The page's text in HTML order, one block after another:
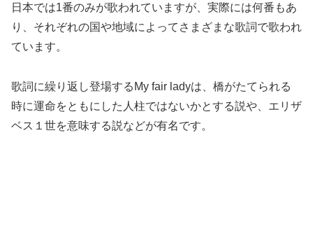
日本では1番のみが歌われていますが、実際には何番もあ
り、それぞれの国や地域によってさまざまな歌詞で歌われ
ています。
歌詞に繰り返し登場するMy fair ladyは、橋がたてられる
時に運命をともにした人柱ではないかとする説や、エリザ
ベス１世を意味する説などが有名です。